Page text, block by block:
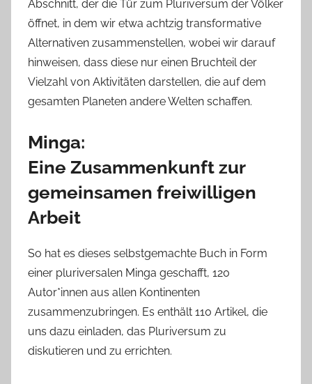
Abschnitt, der die Tür zum Pluriversum der Völker
öffnet, in dem wir etwa achtzig transformative
Alternativen zusammenstellen, wobei wir darauf
hinweisen, dass diese nur einen Bruchteil der
Vielzahl von Aktivitäten darstellen, die auf dem
gesamten Planeten andere Welten schaffen.
Minga:
Eine Zusammenkunft zur
gemeinsamen freiwilligen
Arbeit
So hat es dieses selbstgemachte Buch in Form
einer pluriversalen Minga geschafft, 120
Autor*innen aus allen Kontinenten
zusammenzubringen. Es enthält 110 Artikel, die
uns dazu einladen, das Pluriversum zu
diskutieren und zu errichten.